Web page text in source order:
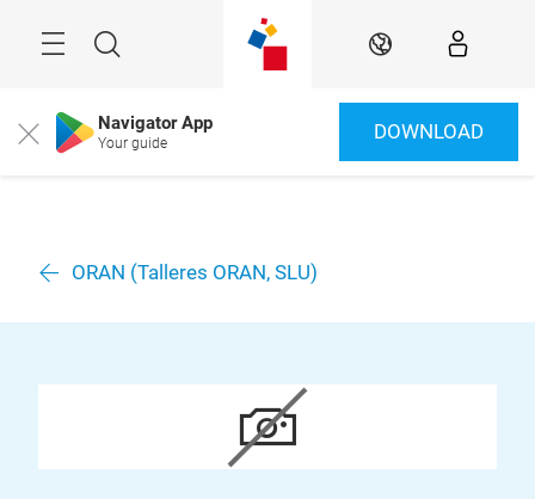
Suche DE
Close Navigator App
Your guide DOWNLOAD
ORAN (Talleres ORAN, SLU)